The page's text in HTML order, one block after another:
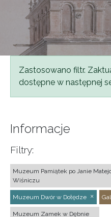
Komunikat
Zastosowano filtr.
dostępne w następnej
Informacje
Filtry:
Muzeum Pamiątek po Janie
Wiśniczu
Muzeum Dwór w Dołędze
Muzeum Zamek w Dębnie